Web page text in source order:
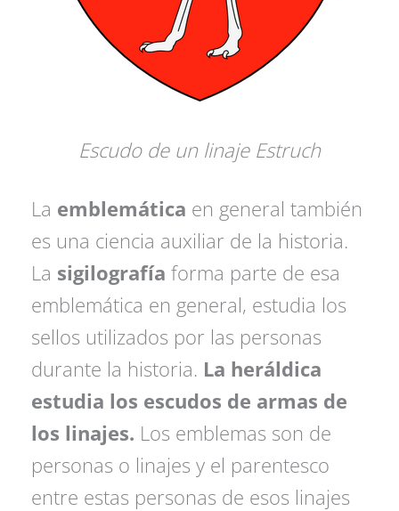
Escudo de un linaje Estruch
La emblemática en general también
es una ciencia auxiliar de la historia.
La sigilografía forma parte de esa
emblemática en general, estudia los
sellos utilizados por las personas
durante la historia. La heráldica
estudia los escudos de armas de
los linajes. Los emblemas son de
personas o linajes y el parentesco
entre estas personas de esos linajes